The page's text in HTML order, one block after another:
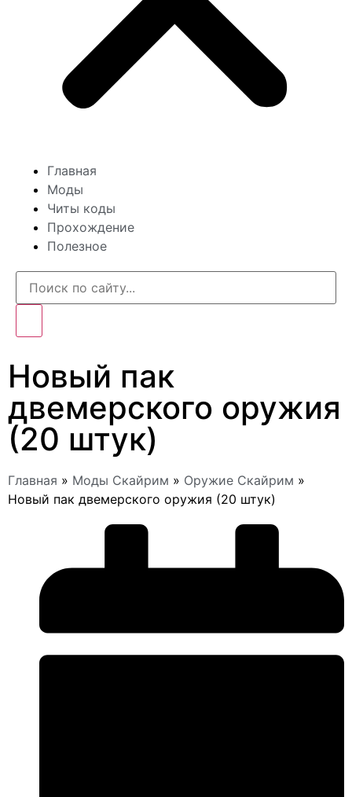
Главная
Моды
Читы коды
Прохождение
Полезное
Новый пак
двемерского оружия
(20 штук)
Главная » Моды Скайрим » Оружие Скайрим »
Новый пак двемерского оружия (20 штук)